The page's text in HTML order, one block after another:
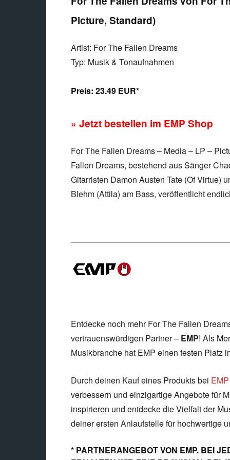
Picture, Standard)
Artist: For The Fallen Dreams
Typ: Musik & Tonaufnahmen
Preis: 23.49 EUR*
» Jetzt bestellen im EMP Shop
For The Fallen Dreams – Media – LP –
Fallen Dreams, bestehend aus Sänger
Gitarristen Damon Austen Tate (Of Virtue)
Blehm (Attila) am Bass, veröffentlicht
Entdecke noch mehr For The Fallen
vertrauenswürdigen Partner – EMP! Als
Musikbranche hat EMP einen festen Platz
Durch deinen Kauf eines Produkts bei EMP
verbessern und einzigartige Angebote für
inspirieren und entdecke die Vielfalt der
deiner ersten Anlaufstelle für hochwertige
* PARTNERANGEBOT VON EMP. BEI